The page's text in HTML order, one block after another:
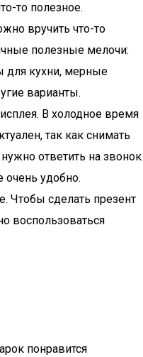
то полезное.
вручить что-то
полезные мелочи:
для кухни, мерные
варианты.
В холодное время
так как снимать
ответить на звонок
очень удобно.
Чтобы сделать презент
воспользоваться
понравится